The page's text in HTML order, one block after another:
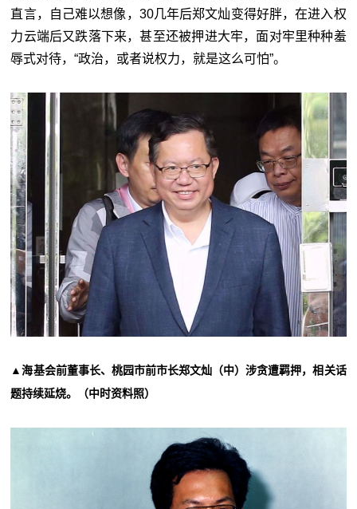
直言，自己难以想像，30几年后郑文灿变得好胖，在进入权
力云端后又跌落下来，甚至还被押进大牢，面对牢里种种羞
辱式对待，“政治，或者说权力，就是这么可怕”。
▲海基会前董事长、桃园市前市长郑文灿（中）涉贪遭羁押，相关话
题持续延烧。（中时资料照）